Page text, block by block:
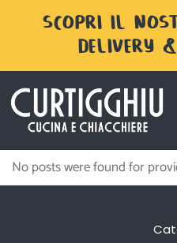
SCOPRI IL
DELIVERY
No posts were found for